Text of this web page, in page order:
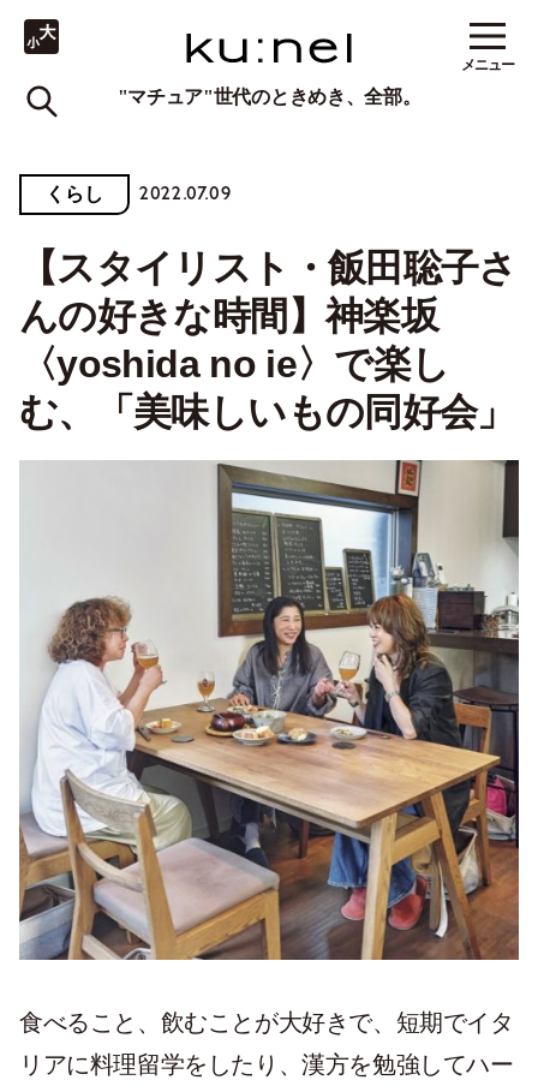
"マチュア"世代のときめき、全部。
メニュー
くらし 2022.07.09
【スタイリスト・飯田聡子さ
んの好きな時間】神楽坂
〈yoshida no ie〉で楽し
む、「美味しいもの同好会」
食べること、飲むことが大好きで、短期でイタ
リアに料理留学をしたり、漢方を勉強してハー